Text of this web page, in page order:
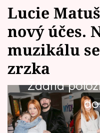
Témata
Celebrity
Vztahy
Seriály
Lucie
nový účes.
muzikálu
zrzka
Žádná